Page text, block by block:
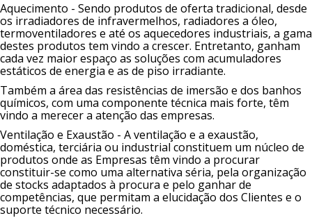
Aquecimento - Sendo produtos de oferta tradicional, desde
os irradiadores de infravermelhos, radiadores a óleo,
termoventiladores e até os aquecedores industriais, a gama
destes produtos tem vindo a crescer. Entretanto, ganham
cada vez maior espaço as soluções com acumuladores
estáticos de energia e as de piso irradiante.
Também a área das resistências de imersão e dos banhos
químicos, com uma componente técnica mais forte, têm
vindo a merecer a atenção das empresas.
Ventilação e Exaustão - A ventilação e a exaustão,
doméstica, terciária ou industrial constituem um núcleo de
produtos onde as Empresas têm vindo a procurar
constituir-se como uma alternativa séria, pela organização
de stocks adaptados à procura e pelo ganhar de
competências, que permitam a elucidação dos Clientes e o
suporte técnico necessário.